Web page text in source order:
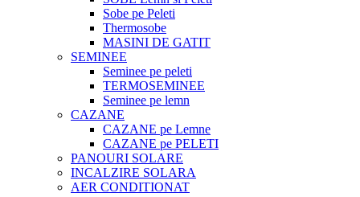
Sobe pe Peleti
Thermosobe
MASINI DE GATIT
SEMINEE
Seminee pe peleti
TERMOSEMINEE
Seminee pe lemn
CAZANE
CAZANE pe Lemne
CAZANE pe PELETI
PANOURI SOLARE
INCALZIRE SOLARA
AER CONDITIONAT